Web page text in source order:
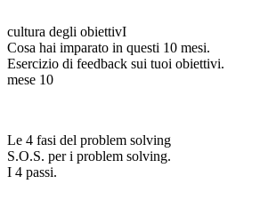
cultura degli obiettivI
Cosa hai imparato in questi 10 mesi.
Esercizio di feedback sui tuoi obiettivi.
mese 10
Le 4 fasi del problem solving
S.O.S. per i problem solving.
I 4 passi.